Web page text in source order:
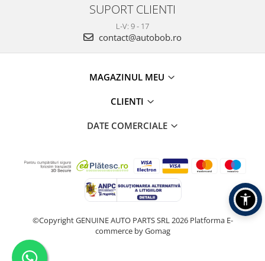
SUPORT CLIENTI
L-V: 9 - 17
contact@autobob.ro
MAGAZINUL MEU
CLIENTI
DATE COMERCIALE
©Copyright GENUINE AUTO PARTS SRL 2026 Platforma E-
commerce by Gomag